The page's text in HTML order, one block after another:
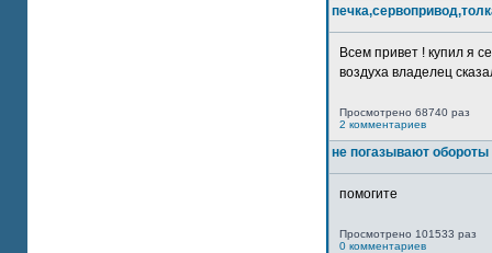
Всем привет ! купил я
воздуха владелец
Просмотрено 68740 раз
2 комментариев
не погазывают обороты
помогите
Просмотрено 101533 раз
0 комментариев